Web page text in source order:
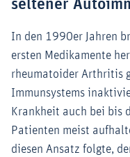
seltener
In den 1990er Jahren
ersten Medikamente
rheumatoider Arthritis
Immunsystems
Krankheit auch bei bis
Patienten meist
diesen Ansatz folgte,